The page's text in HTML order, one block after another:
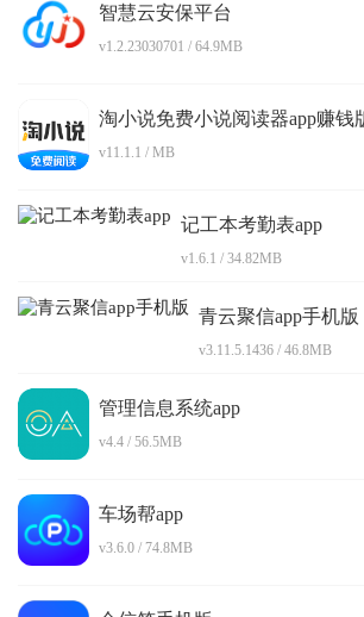
智慧云安保平台
v1.2.23030701 / 64.9MB
淘小说免费小说阅读器app赚钱
v11.1.1 / MB
记工本考勤表app
v1.6.1 / 34.82MB
青云聚信app手机版
v3.11.5.1436 / 46.8MB
管理信息系统app
v4.4 / 56.5MB
车场帮app
v3.6.0 / 74.8MB